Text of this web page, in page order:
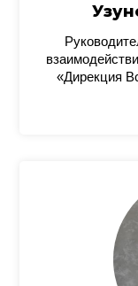
«Дирекция